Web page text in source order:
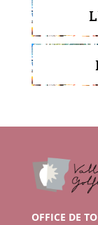
OFFICE DE